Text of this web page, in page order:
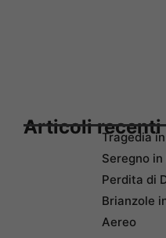
Articoli recenti
Tragedia
Seregno
Perdita di
Brianzole
Aereo